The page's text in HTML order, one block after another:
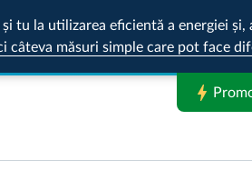
tu la utilizarea eficientă a energiei
câteva măsuri simple care pot face
bolt